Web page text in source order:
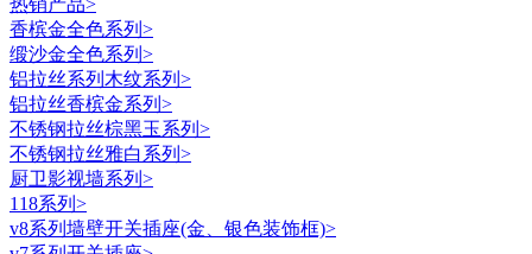
香槟金全色系列 >
缎沙金全色系列 >
铝拉丝系列木纹系列 >
铝拉丝香槟金系列 >
不锈钢拉丝棕黑玉系列 >
不锈钢拉丝雅白系列 >
厨卫影视墙系列 >
118系列 >
v8系列墙壁开关插座(金、银色装饰框)>